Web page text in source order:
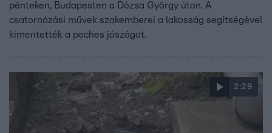
pénteken, Budapesten a Dózsa György úton. A
csatornázási művek szakemberei a lakosság segítségével
kimentették a peches jószágot.
2:29